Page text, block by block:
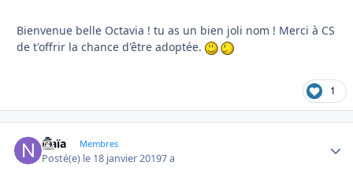
Bienvenue belle Octavia ! tu as un bien joli nom ! Merci à CS
de t'offrir la chance d'être adoptée.
1
Naïa Membres
Posté(e) le 18 janvier 20197 a